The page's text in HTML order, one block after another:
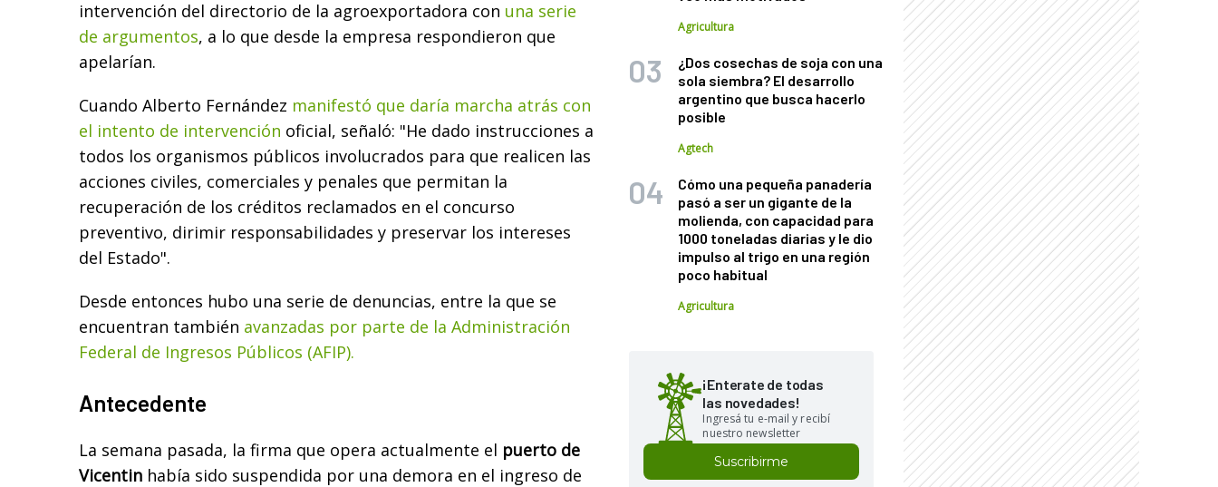
intervención del directorio de la agroexportadora con una serie
de argumentos, a lo que desde la empresa respondieron que
apelarían.
Cuando Alberto Fernández manifestó que daría marcha atrás con
el intento de intervención oficial, señaló: "He dado instrucciones a
todos los organismos públicos involucrados para que realicen las
acciones civiles, comerciales y penales que permitan la
recuperación de los créditos reclamados en el concurso
preventivo, dirimir responsabilidades y preservar los intereses
del Estado".
Desde entonces hubo una serie de denuncias, entre la que se
encuentran también avanzadas por parte de la Administración
Federal de Ingresos Públicos (AFIP).
Antecedente
La semana pasada, la firma que opera actualmente el puerto de
Vicentin había sido suspendida por una demora en el ingreso de
Agricultura
¿Dos cosechas de soja con una
sola siembra? El desarrollo
argentino que busca hacerlo
posible
Agtech
Cómo una pequeña panadería
pasó a ser un gigante de la
molienda, con capacidad para
1000 toneladas diarias y le dio
impulso al trigo en una región
poco habitual
Agricultura
¡Enterate de todas
las novedades!
Ingresá tu e-mail y recibí
nuestro newsletter
Suscribirme